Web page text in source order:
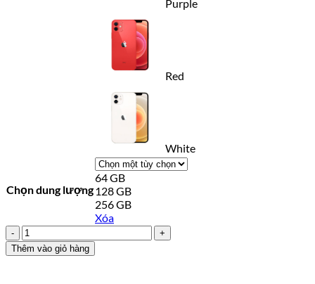
Purple
Red
White
Chọn dung lượng
64 GB
128 GB
256 GB
Xóa
iPhone
12
2
Thêm vào giỏ hàng